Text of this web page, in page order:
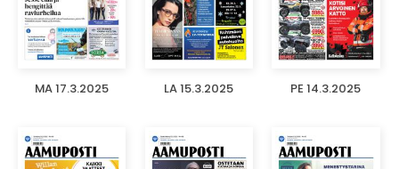
MA 17.3.2025 LA 15.3.2025 PE 14.3.2025